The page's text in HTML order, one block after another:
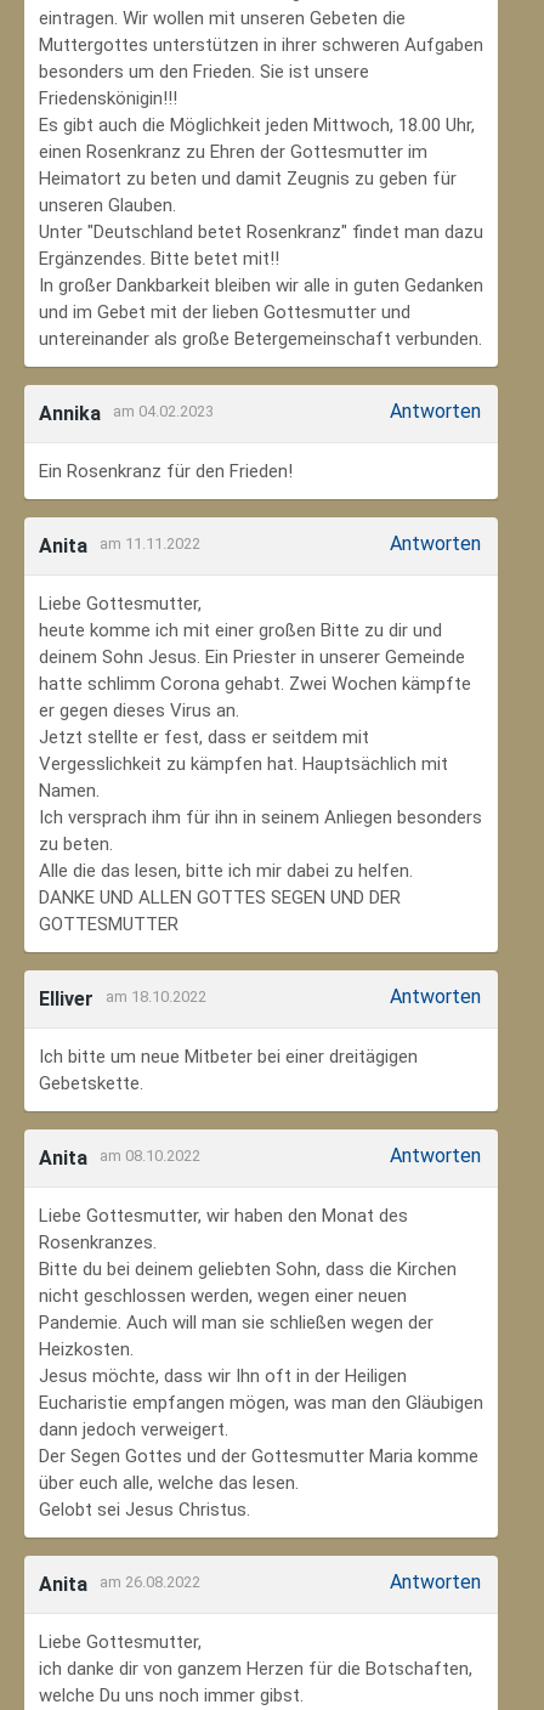
eintragen. Wir wollen mit unseren Gebeten die
Muttergottes unterstützen in ihrer schweren Aufgaben
besonders um den Frieden. Sie ist unsere
Friedenskönigin!!!
Es gibt auch die Möglichkeit jeden Mittwoch, 18.00 Uhr,
einen Rosenkranz zu Ehren der Gottesmutter im
Heimatort zu beten und damit Zeugnis zu geben für
unseren Glauben.
Unter "Deutschland betet Rosenkranz" findet man dazu
Ergänzendes. Bitte betet mit!!
In großer Dankbarkeit bleiben wir alle in guten Gedanken
und im Gebet mit der lieben Gottesmutter und
untereinander als große Betergemeinschaft verbunden.
Annika am 04.02.2023 Antworten
Ein Rosenkranz für den Frieden!
Anita am 11.11.2022 Antworten
Liebe Gottesmutter,
heute komme ich mit einer großen Bitte zu dir und
deinem Sohn Jesus. Ein Priester in unserer Gemeinde
hatte schlimm Corona gehabt. Zwei Wochen kämpfte
er gegen dieses Virus an.
Jetzt stellte er fest, dass er seitdem mit
Vergesslichkeit zu kämpfen hat. Hauptsächlich mit
Namen.
Ich versprach ihm für ihn in seinem Anliegen besonders
zu beten.
Alle die das lesen, bitte ich mir dabei zu helfen.
DANKE UND ALLEN GOTTES SEGEN UND DER
GOTTESMUTTER
Elliver am 18.10.2022 Antworten
Ich bitte um neue Mitbeter bei einer dreitägigen
Gebetskette.
Anita am 08.10.2022 Antworten
Liebe Gottesmutter, wir haben den Monat des
Rosenkranzes.
Bitte du bei deinem geliebten Sohn, dass die Kirchen
nicht geschlossen werden, wegen einer neuen
Pandemie. Auch will man sie schließen wegen der
Heizkosten.
Jesus möchte, dass wir Ihn oft in der Heiligen
Eucharistie empfangen mögen, was man den Gläubigen
dann jedoch verweigert.
Der Segen Gottes und der Gottesmutter Maria komme
über euch alle, welche das lesen.
Gelobt sei Jesus Christus.
Anita am 26.08.2022 Antworten
Liebe Gottesmutter,
ich danke dir von ganzem Herzen für die Botschaften,
welche Du uns noch immer gibst.